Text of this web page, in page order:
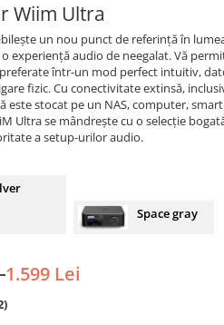
Wiim Ultra
un nou punct de referință în
experiență audio de neegalat. Vă
într-un mod perfect intuitiv,
fizic. Cu conectivitate extinsă,
este stocat pe un NAS, computer,
Ultra se mândrește cu o selecție
a setup-urilor audio.
Space gray
1.599 Lei